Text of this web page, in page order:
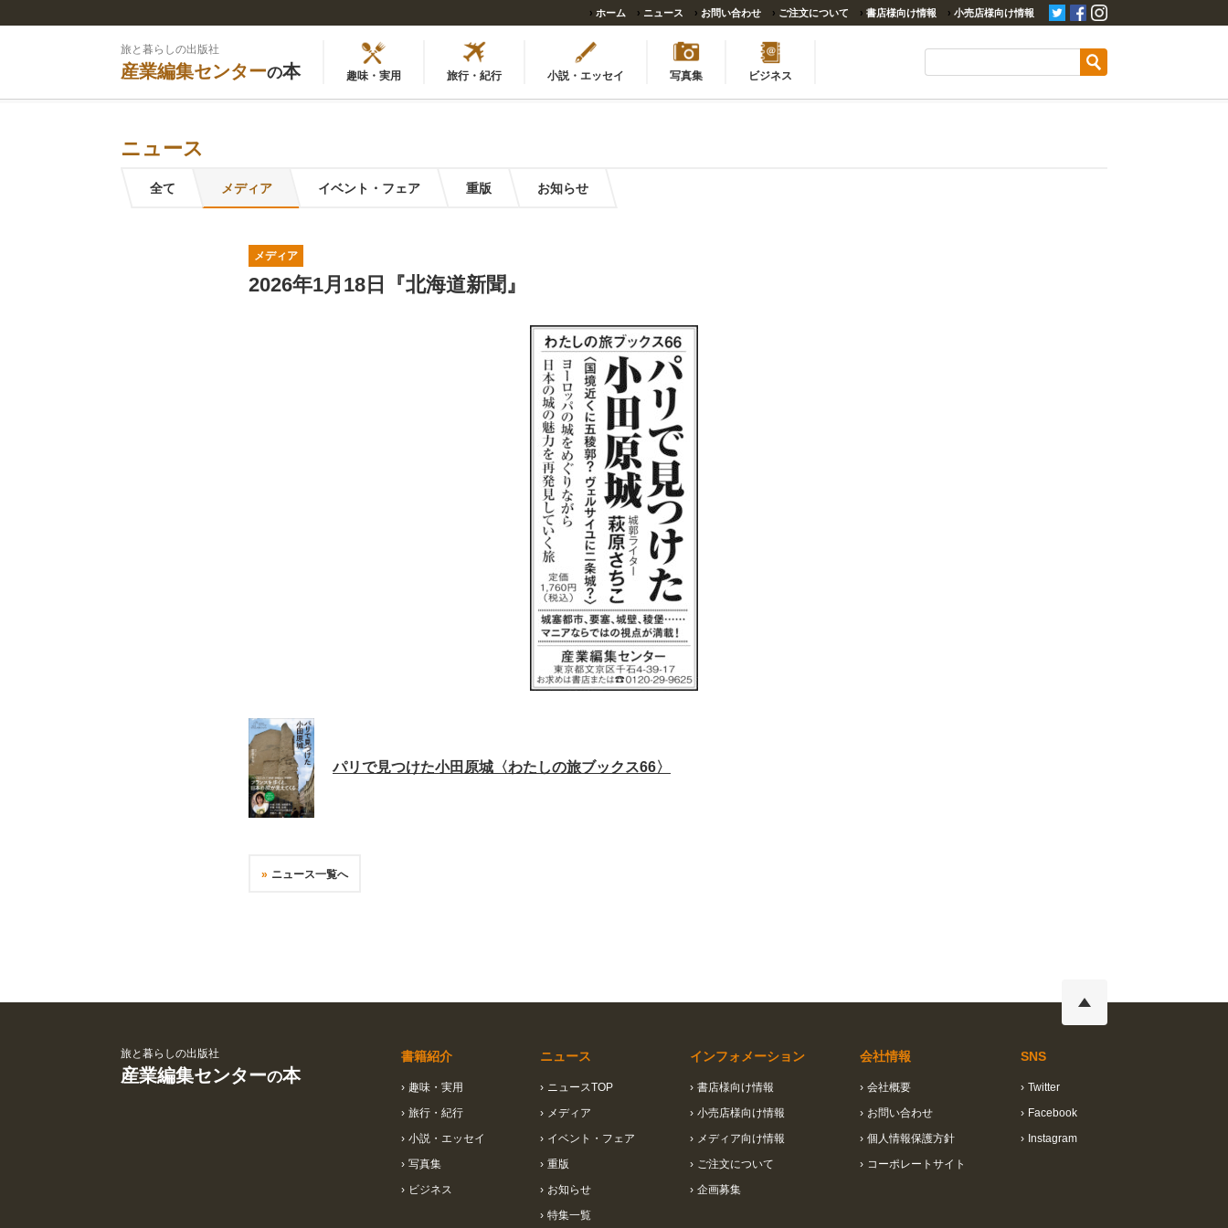
› ホーム › ニュース › お問い合わせ › ご注文について › 書店様向け情報 › 小売店様向け情報
旅と暮らしの出版社
産業編集センターの本 趣味・実用 旅行・紀行 小説・エッセイ 写真集 ビジネス
ニュース
全て メディア イベント・フェア 重版 お知らせ
メディア
2026年1月18日『北海道新聞』
パリで見つけた小田原城〈わたしの旅ブックス66〉
ニュース一覧へ
旅と暮らしの出版社
産業編集センターの本
書籍紹介
› 趣味・実用
› 旅行・紀行
› 小説・エッセイ
› 写真集
› ビジネス
ニュース
› ニュースTOP
› メディア
› イベント・フェア
› 重版
› お知らせ
› 特集一覧
インフォメーション
› 書店様向け情報
› 小売店様向け情報
› メディア向け情報
› ご注文について
› 企画募集
会社情報
› 会社概要
› お問い合わせ
› 個人情報保護方針
› コーポレートサイト
SNS
› Twitter
› Facebook
› Instagram